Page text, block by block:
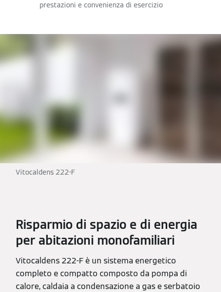
prestazioni e convenienza di esercizio
Vitocaldens 222-F
Risparmio di spazio e di energia
per abitazioni monofamiliari
Vitocaldens 222-F è un sistema energetico
completo e compatto composto da pompa di
calore, caldaia a condensazione a gas e serbatoio